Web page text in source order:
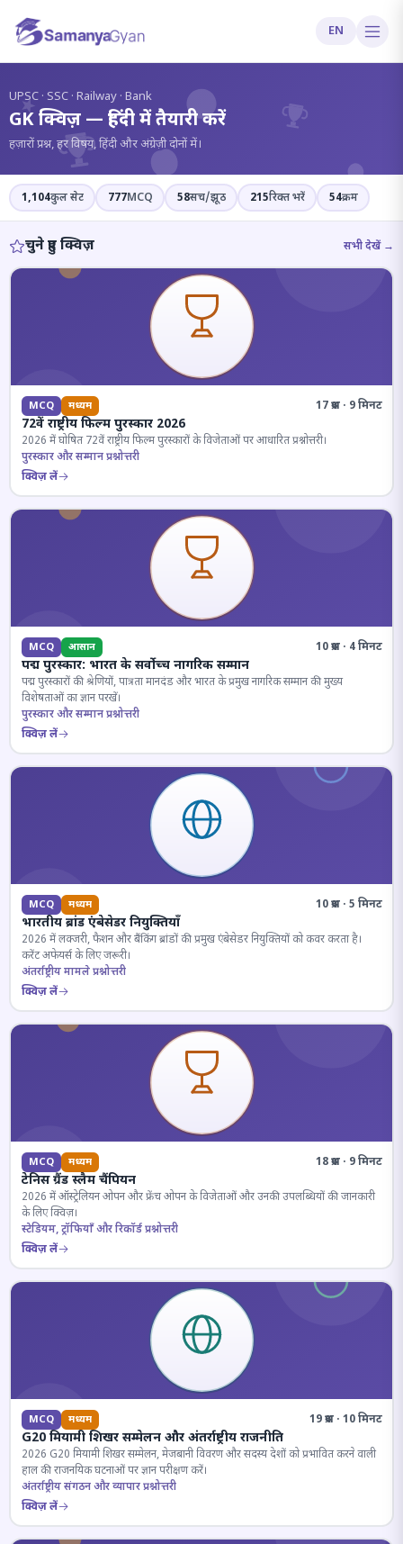
EN
?
UPSC · SSC · Railway · Bank
GK क्विज़ — हिंदी में तैयारी करें
हज़ारों प्रश्न, हर विषय, हिंदी और अंग्रेज़ी दोनों में।
1,104कुल सेट 777MCQ 58सच/झूठ 215रिक्त भरें 54क्रम
चुने हुए क्विज़ सभी देखें →
MCQ मध्यम 17 प्रश्न · 9 मिनट
72वें राष्ट्रीय फिल्म पुरस्कार 2026
2026 में घोषित 72वें राष्ट्रीय फिल्म पुरस्कारों के विजेताओं पर आधारित प्रश्नोत्तरी।
पुरस्कार और सम्मान प्रश्नोत्तरी
क्विज़ लें
MCQ आसान 10 प्रश्न · 4 मिनट
पद्म पुरस्कार: भारत के सर्वोच्च नागरिक सम्मान
पद्म पुरस्कारों की श्रेणियों, पात्रता मानदंड और भारत के प्रमुख नागरिक सम्मान की मुख्य
विशेषताओं का ज्ञान परखें।
पुरस्कार और सम्मान प्रश्नोत्तरी
क्विज़ लें
MCQ मध्यम 10 प्रश्न · 5 मिनट
भारतीय ब्रांड एंबेसेडर नियुक्तियाँ
2026 में लक्जरी, फैशन और बैंकिंग ब्रांडों की प्रमुख एंबेसेडर नियुक्तियों को कवर करता है।
करेंट अफेयर्स के लिए जरूरी।
अंतर्राष्ट्रीय मामले प्रश्नोत्तरी
क्विज़ लें
MCQ मध्यम 18 प्रश्न · 9 मिनट
टेनिस ग्रैंड स्लैम चैंपियन
2026 में ऑस्ट्रेलियन ओपन और फ्रेंच ओपन के विजेताओं और उनकी उपलब्धियों की जानकारी
के लिए क्विज़।
स्टेडियम, ट्रॉफियाँ और रिकॉर्ड प्रश्नोत्तरी
क्विज़ लें
MCQ मध्यम 19 प्रश्न · 10 मिनट
G20 मियामी शिखर सम्मेलन और अंतर्राष्ट्रीय राजनीति
2026 G20 मियामी शिखर सम्मेलन, मेजबानी विवरण और सदस्य देशों को प्रभावित करने वाली
हाल की राजनयिक घटनाओं पर ज्ञान परीक्षण करें।
अंतर्राष्ट्रीय संगठन और व्यापार प्रश्नोत्तरी
क्विज़ लें